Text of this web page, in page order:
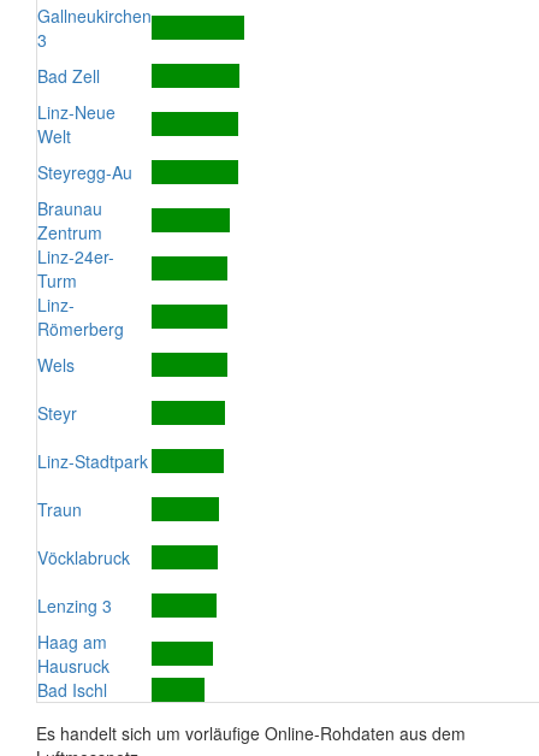
Gallneukirchen
3
Bad Zell
Linz-Neue
Welt
Steyregg-Au
Braunau
Zentrum
Linz-24er-
Turm
Linz-
Römerberg
Wels
Steyr
Linz-Stadtpark
Traun
Vöcklabruck
Lenzing 3
Haag am
Hausruck
Bad Ischl
Es handelt sich um vorläufige Online-Rohdaten aus dem